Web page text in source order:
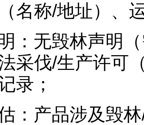
名称/地址）、
：无毁林声明
采伐/生产许可
录；
：产品涉及毁